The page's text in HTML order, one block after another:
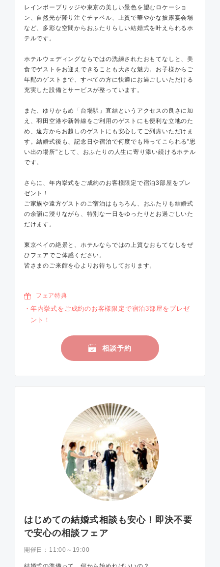
レインボーブリッジや東京の美しい景色を望むロケーショ
ン、自然光が降り注ぐチャペル、上質で華やかな披露宴会場
など、多彩な空間からおふたりらしい結婚式を叶えられるホ
テルです。
ホテルウェディングならではの洗練されたおもてなしと、美
食でゲストをお迎えできることも大きな魅力。お子様からご
年配のゲストまで、すべての方に快適にお過ごしいただける
充実した設備とサービスが整っています。
また、ゆりかもめ「台場駅」直結というアクセスの良さに加
え、羽田空港や新幹線をご利用のゲストにも便利な立地のた
め、遠方からお越しのゲストにも安心してご列席いただけま
す。結婚式後も、記念日や宿泊で何度でも帰ってこられる"思
い出の場所"として、おふたりの人生に寄り添い続けるホテル
です。
さらに、年内挙式をご成約のお客様限定で宿泊3部屋をプレ
ゼント！
ご家族や遠方ゲストのご宿泊はもちろん、おふたりも結婚式
の余韻に浸りながら、特別な一日をゆったりとお過ごしいた
だけます。
東京ベイの絶景と、ホテルならではの上質なおもてなしをぜ
ひフェアでご体感ください。
皆さまのご来館を心よりお待ちしております。
フェア特典
年内挙式をご成約のお客様限定で宿泊3部屋をプレゼ
ント！
相談予約
はじめての結婚式相談も安心！即決不要
で安心の相談フェア
開催日： 11:00～19:00